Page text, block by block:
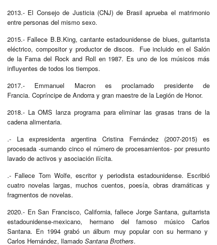
2013.- El Consejo de Justicia (CNJ) de Brasil aprueba el matrimonio
entre personas del mismo sexo.
2015.- Fallece B.B.King, cantante estadounidense de blues, guitarrista
eléctrico, compositor y productor de discos. Fue incluido en el Salón
de la Fama del Rock and Roll en 1987. Es uno de los músicos más
influyentes de todos los tiempos.
2017.- Emmanuel Macron es proclamado presidente de
Francia. Copríncipe de Andorra y gran maestre de la Legión de Honor.
2018.- La OMS lanza programa para eliminar las grasas trans de la
cadena alimentaria.
.- La expresidenta argentina Cristina Fernández (2007-2015) es
procesada -sumando cinco el número de procesamientos- por presunto
lavado de activos y asociación ilícita.
.- Fallece Tom Wolfe, escritor y periodista estadounidense. Escribió
cuatro novelas largas, muchos cuentos, poesía, obras dramáticas y
fragmentos de novelas.
2020.- En San Francisco, California, fallece Jorge Santana, guitarrista
estadounidense-mexicano, hermano del famoso músico Carlos
Santana. En 1994 grabó un álbum muy popular con su hermano y
Carlos Hernández, llamado Santana Brothers.